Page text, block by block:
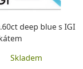
deep blue s IGI
Skladem